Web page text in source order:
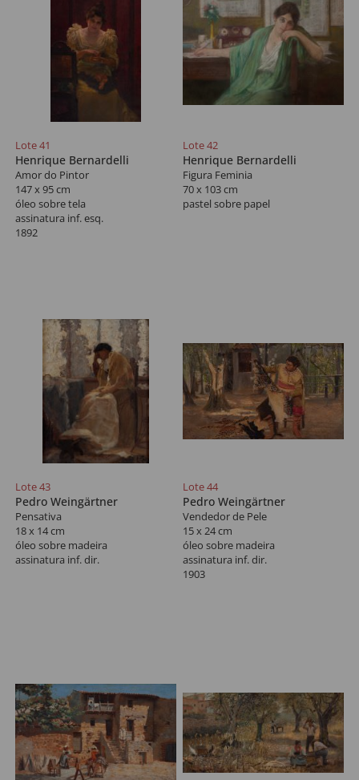
Lote 41
Henrique Bernardelli
Amor do Pintor
147 x 95 cm
óleo sobre tela
assinatura inf. esq.
1892
Lote 42
Henrique Bernardelli
Figura Feminia
70 x 103 cm
pastel sobre papel
Lote 43
Pedro Weingärtner
Pensativa
18 x 14 cm
óleo sobre madeira
assinatura inf. dir.
Lote 44
Pedro Weingärtner
Vendedor de Pele
15 x 24 cm
óleo sobre madeira
assinatura inf. dir.
1903